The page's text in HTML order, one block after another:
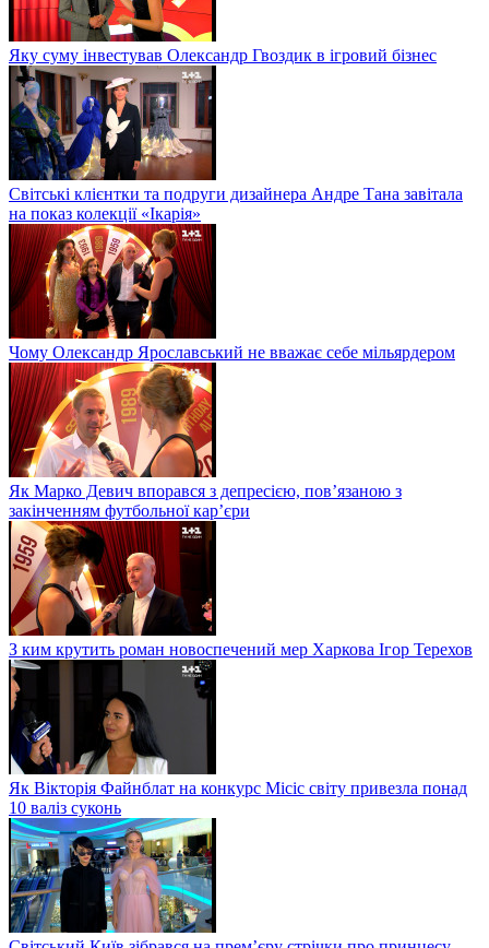
Яку суму інвестував Олександр Гвоздик в ігровий бізнес
Світські клієнтки та подруги дизайнера Андре Тана завітала
на показ колекції «Ікарія»
Чому Олександр Ярославський не вважає себе мільярдером
Як Марко Девич впорався з депресією, пов’язаною з
закінченням футбольної кар’єри
З ким крутить роман новоспечений мер Харкова Ігор Терехов
Як Вікторія Файнблат на конкурс Місіс світу привезла понад
10 валіз суконь